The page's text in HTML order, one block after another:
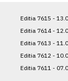
Editia 7615 -
Editia 7614 -
Editia 7613 -
Editia 7612 -
Editia 7611 -